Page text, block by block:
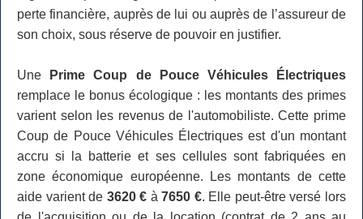
perte financière, auprès de lui ou auprès de l’assureur de
son choix, sous réserve de pouvoir en justifier.
Une
Prime Coup de Pouce Véhicules Électriques
remplace le bonus écologique : les montants des primes
varient selon les revenus de l'automobiliste. Cette prime
Coup de Pouce Véhicules Électriques est d'un montant
accru si la batterie et ses cellules sont fabriquées en
zone économique européenne. Les montants de cette
aide varient de 3620 € à7650 €. Elle peut-être versé lors